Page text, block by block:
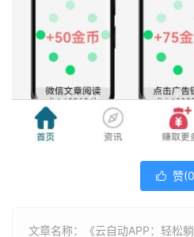
 赞(0
文章名称：《云自动APP：轻松